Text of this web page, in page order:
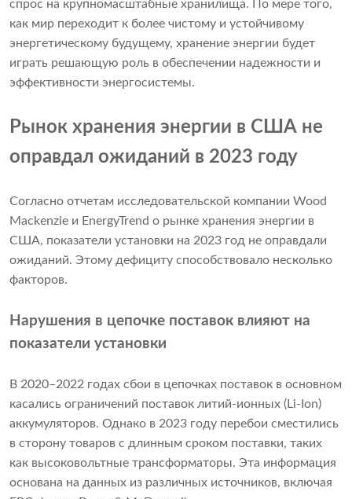
спрос на крупномасштабные хранилища. По мере того,
как мир переходит к более чистому и устойчивому
энергетическому будущему, хранение энергии будет
играть решающую роль в обеспечении надежности и
эффективности энергосистемы.
Рынок хранения энергии в США не
оправдал ожиданий в 2023 году
Согласно отчетам исследовательской компании Wood
Mackenzie и EnergyTrend о рынке хранения энергии в
США, показатели установки на 2023 год не оправдали
ожиданий. Этому дефициту способствовало несколько
факторов.
Нарушения в цепочке поставок влияют на
показатели установки
В 2020–2022 годах сбои в цепочках поставок в основном
касались ограничений поставок литий-ионных (Li-Ion)
аккумуляторов. Однако в 2023 году перебои сместились
в сторону товаров с длинным сроком поставки, таких
как высоковольтные трансформаторы. Эта информация
основана на данных из различных источников, включая